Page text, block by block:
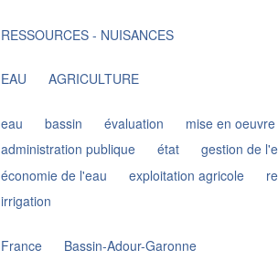
RESSOURCES - NUISANCES
EAU AGRICULTURE
eau bassin évaluation mise en oeuvre
administration publique
état gestion de
économie de l'eau
exploitation agricole
irrigation
France Bassin-Adour-Garonne